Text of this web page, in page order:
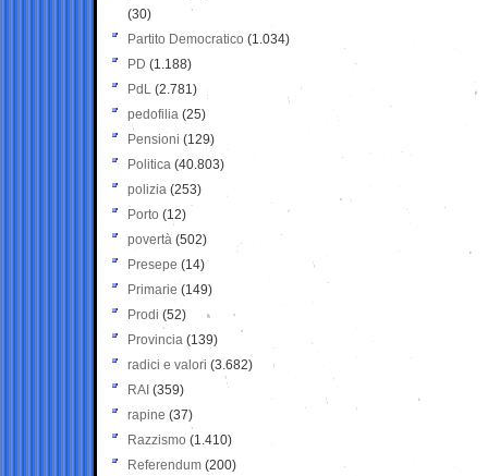
(30)
Partito Democratico (1.034)
PD (1.188)
PdL (2.781)
pedofilia (25)
Pensioni (129)
Politica (40.803)
polizia (253)
Porto (12)
povertà (502)
Presepe (14)
Primarie (149)
Prodi (52)
Provincia (139)
radici e valori (3.682)
RAI (359)
rapine (37)
Razzismo (1.410)
Referendum (200)